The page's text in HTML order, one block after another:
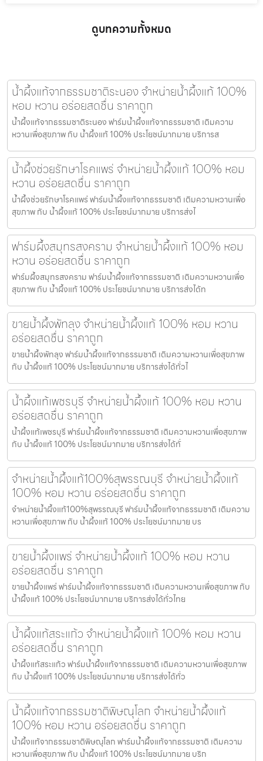
ดูบทความทั้งหมด
น้ำผึ้งแท้จากธรรมชาติระนอง จำหน่ายน้ำผึ้งแท้ 100%
หอม หวาน อร่อยสดชื่น ราคาถูก
น้ำผึ้งแท้จากธรรมชาติระนอง ฟาร์มน้ำผึ้งแท้จากธรรมชาติ เติมความ
หวานเพื่อสุขภาพ กับ น้ำผึ้งแท้ 100% ประโยชน์มากมาย บริการส
น้ำผึ้งช่วยรักษาโรคแพร่ จำหน่ายน้ำผึ้งแท้ 100% หอม
หวาน อร่อยสดชื่น ราคาถูก
น้ำผึ้งช่วยรักษาโรคแพร่ ฟาร์มน้ำผึ้งแท้จากธรรมชาติ เติมความหวานเพื่อ
สุขภาพ กับ น้ำผึ้งแท้ 100% ประโยชน์มากมาย บริการส่งไ
ฟาร์มผึ้งสมุทรสงคราม จำหน่ายน้ำผึ้งแท้ 100% หอม
หวาน อร่อยสดชื่น ราคาถูก
ฟาร์มผึ้งสมุทรสงคราม ฟาร์มน้ำผึ้งแท้จากธรรมชาติ เติมความหวานเพื่อ
สุขภาพ กับ น้ำผึ้งแท้ 100% ประโยชน์มากมาย บริการส่งได้ท
ขายน้ำผึ้งพัทลุง จำหน่ายน้ำผึ้งแท้ 100% หอม หวาน
อร่อยสดชื่น ราคาถูก
ขายน้ำผึ้งพัทลุง ฟาร์มน้ำผึ้งแท้จากธรรมชาติ เติมความหวานเพื่อสุขภาพ
กับ น้ำผึ้งแท้ 100% ประโยชน์มากมาย บริการส่งได้ทั่วไ
น้ำผึ้งแท้เพชรบุรี จำหน่ายน้ำผึ้งแท้ 100% หอม หวาน
อร่อยสดชื่น ราคาถูก
น้ำผึ้งแท้เพชรบุรี ฟาร์มน้ำผึ้งแท้จากธรรมชาติ เติมความหวานเพื่อสุขภาพ
กับ น้ำผึ้งแท้ 100% ประโยชน์มากมาย บริการส่งได้ทั่
จำหน่ายน้ำผึ้งแท้100%สุพรรณบุรี จำหน่ายน้ำผึ้งแท้
100% หอม หวาน อร่อยสดชื่น ราคาถูก
จำหน่ายน้ำผึ้งแท้100%สุพรรณบุรี ฟาร์มน้ำผึ้งแท้จากธรรมชาติ เติมความ
หวานเพื่อสุขภาพ กับ น้ำผึ้งแท้ 100% ประโยชน์มากมาย บร
ขายน้ำผึ้งแพร่ จำหน่ายน้ำผึ้งแท้ 100% หอม หวาน
อร่อยสดชื่น ราคาถูก
ขายน้ำผึ้งแพร่ ฟาร์มน้ำผึ้งแท้จากธรรมชาติ เติมความหวานเพื่อสุขภาพ กับ
น้ำผึ้งแท้ 100% ประโยชน์มากมาย บริการส่งได้ทั่วไทย
น้ำผึ้งแท้สระแก้ว จำหน่ายน้ำผึ้งแท้ 100% หอม หวาน
อร่อยสดชื่น ราคาถูก
น้ำผึ้งแท้สระแก้ว ฟาร์มน้ำผึ้งแท้จากธรรมชาติ เติมความหวานเพื่อสุขภาพ
กับ น้ำผึ้งแท้ 100% ประโยชน์มากมาย บริการส่งได้ทั่ว
น้ำผึ้งแท้จากธรรมชาติพิษณุโลก จำหน่ายน้ำผึ้งแท้
100% หอม หวาน อร่อยสดชื่น ราคาถูก
น้ำผึ้งแท้จากธรรมชาติพิษณุโลก ฟาร์มน้ำผึ้งแท้จากธรรมชาติ เติมความ
หวานเพื่อสุขภาพ กับ น้ำผึ้งแท้ 100% ประโยชน์มากมาย บริก